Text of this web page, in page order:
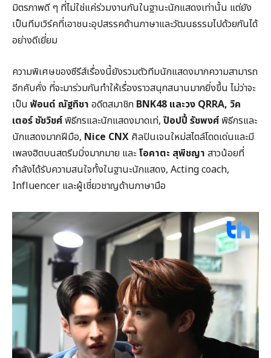
มิตรภาพดี ๆ ที่ไม่ใช่แค่ร่วมงานกันในฐานะนักแสดงเท่านั้น แต่ยัง
เป็นทีมเวิร์คที่เอาชนะอุปสรรคด้านภาษาและวัฒนธรรมไปด้วยกันได้
อย่างดีเยี่ยม
ความพิเศษของซีรีส์เรื่องนี้ยังรวมตัวทีมนักแสดงมากความสามารถ
อีกคับคั่ง ที่จะมาร่วมกันทำให้เรื่องราวสนุกสนานมากยิ่งขึ้น ไม่ว่าจะ
เป็น ฟ้อนด์ ณัฐทิชา อดีตสมาชิก BNK48 และวง QRRA, วิค
เตอร์ ชัชวิชศ์พิธีกรและนักแสดงมาดเท่, ป๊อปปี้ รัชพงศ์พิธีกรและ
นักแสดงมากฝีมือ, Nice CNX ศิลปินเจนใหม่สไตล์โดดเด่นและมี
เพลงฮิตบนสตรีมมิ่งมากมาย และโอคาตะ สุพิชญา สาวน้อยที่
กำลังได้รับความสนใจทั้งในฐานะนักแสดง, Acting coach,
Influencer และผู้เชี่ยวชาญด้านภาษามือ